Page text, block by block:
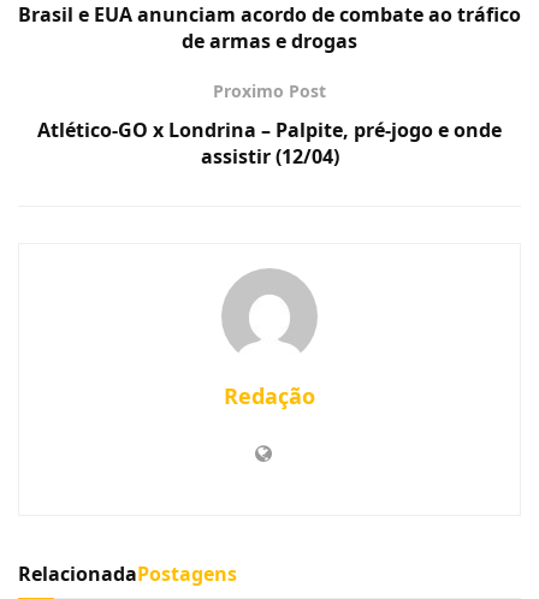
Brasil e EUA anunciam acordo de combate ao tráfico
de armas e drogas
Proximo Post
Atlético-GO x Londrina – Palpite, pré-jogo e onde
assistir (12/04)
Redação
RelacionadaPostagens